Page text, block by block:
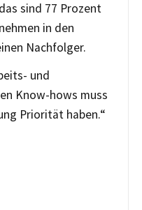
sind 77 Prozent
in den
Nachfolger.
und
Know-hows muss
Priorität haben.“